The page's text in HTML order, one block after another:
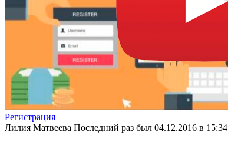
Регистрация
Лилия Матвеева Последний раз был 04.12.2016 в 15:34